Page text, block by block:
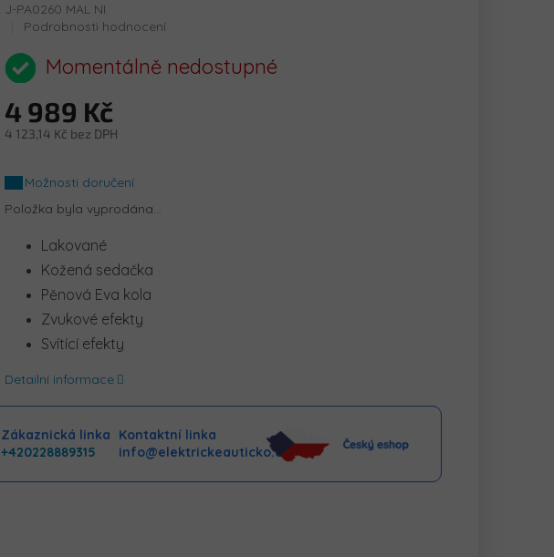
J-PA0260 MAL NI
Průměrné
produktu
je
z
5
Podrobnosti hodnocení
Momentálně nedostupné
4 989 Kč
4 123,14 Kč bez DPH
cena:Možnosti doručení
Položka byla vyprodána…
Lakované
Kožená sedačka
Pěnová Eva kola
Zvukové efekty
Svítící efekty
Detailní informace
Zákaznická linka
+420228889315
Kontaktní linka
info@elektrickeauticko.cz